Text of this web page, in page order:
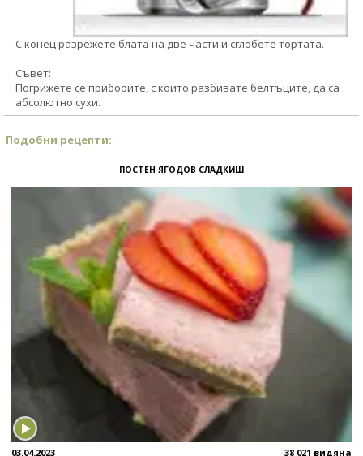
С конец разрежете блата на две части и сглобете тортата.
Съвет:
Погрижете се приборите, с които разбивате белтъците, да са
абсолютно сухи.
Подобни рецепти:
ПОСТЕН ЯГОДОВ СЛАДКИШ
03.04.2023 38 021 видяна